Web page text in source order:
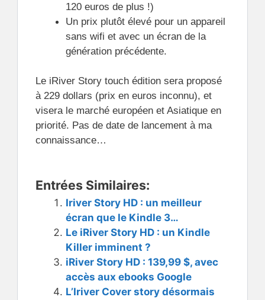
120 euros de plus !)
Un prix plutôt élevé pour un appareil
sans wifi et avec un écran de la
génération précédente.
Le iRiver Story touch édition sera proposé
à 229 dollars (prix en euros inconnu), et
visera le marché européen et Asiatique en
priorité. Pas de date de lancement à ma
connaissance…
Entrées Similaires:
Iriver Story HD : un meilleur
écran que le Kindle 3…
Le iRiver Story HD : un Kindle
Killer imminent ?
iRiver Story HD : 139,99 $, avec
accès aux ebooks Google
L’Iriver Cover story désormais